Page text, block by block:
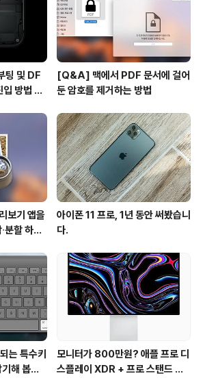
팅 및 DF
방법 변
[Q&A] 맥에서 PDF 문서에 걸어
둔 암호를 제거하는 방법
보기 앱을
분할 하는
아이폰 11 프로, 1년 동안 써봤습니
다.
는 특수키
해 봅시
모니터가 800만원? 애플 프로 디
스플레이 XDR + 프로 스탠드 개